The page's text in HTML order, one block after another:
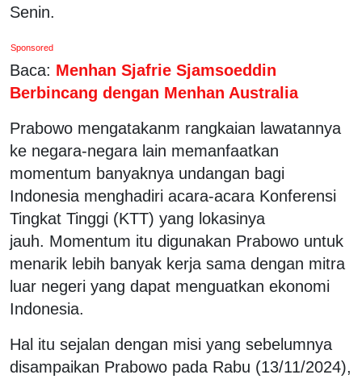
Senin.
Sponsored
Baca: Menhan Sjafrie Sjamsoeddin
Berbincang dengan Menhan Australia
Prabowo mengatakanm rangkaian lawatannya
ke negara-negara lain memanfaatkan
momentum banyaknya undangan bagi
Indonesia menghadiri acara-acara Konferensi
Tingkat Tinggi (KTT) yang lokasinya
jauh. Momentum itu digunakan Prabowo untuk
menarik lebih banyak kerja sama dengan mitra
luar negeri yang dapat menguatkan ekonomi
Indonesia.
Hal itu sejalan dengan misi yang sebelumnya
disampaikan Prabowo pada Rabu (13/11/2024),